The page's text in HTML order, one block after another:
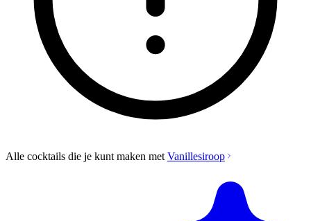
Alle cocktails die je kunt maken met Vanillesiroop